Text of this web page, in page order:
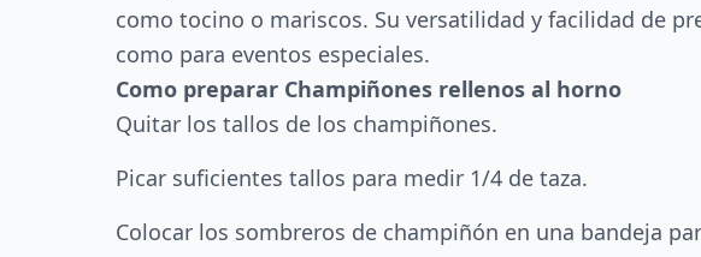
como tocino o mariscos. Su versatilidad y facilidad de
como para eventos especiales.
Como preparar Champiñones rellenos al horno
Quitar los tallos de los champiñones.
Picar suficientes tallos para medir 1/4 de taza.
Colocar los sombreros de champiñón en una bandeja